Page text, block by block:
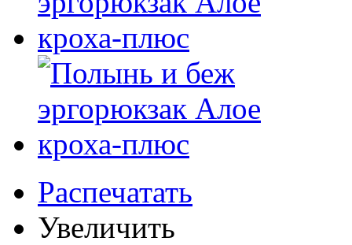
Распечатать
Увеличить